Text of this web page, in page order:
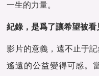
一生的力量。
紀錄，是爲了讓希望被看
影片的意義，遠不止于
遙遠的公益變得可感。